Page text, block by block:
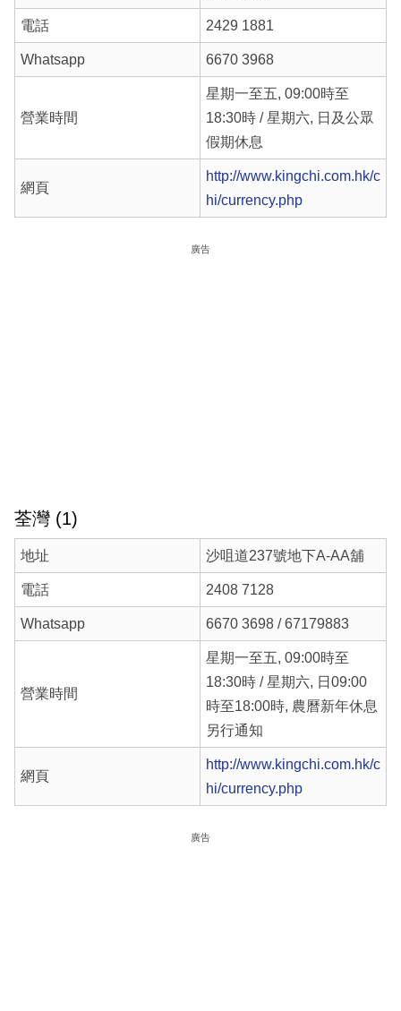
電話 2429 1881
Whatsapp 6670 3968
營業時間
星期一至五, 09:00時至
18:30時 / 星期六, 日及公眾
假期休息
網頁
http://www.kingchi.com.hk/c
hi/currency.php
廣告
荃灣 (1)
地址 沙咀道237號地下A-AA舖
電話 2408 7128
Whatsapp 6670 3698 / 67179883
營業時間
星期一至五, 09:00時至
18:30時 / 星期六, 日09:00
時至18:00時, 農曆新年休息
另行通知
網頁
http://www.kingchi.com.hk/c
hi/currency.php
廣告